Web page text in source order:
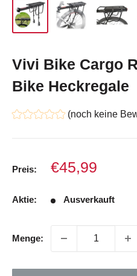
Vivi Bike Cargo
Bike Heckregale
(noch keine
Preis: Verkaufspreis
€45,99
Aktie: Ausverkauft
Menge: